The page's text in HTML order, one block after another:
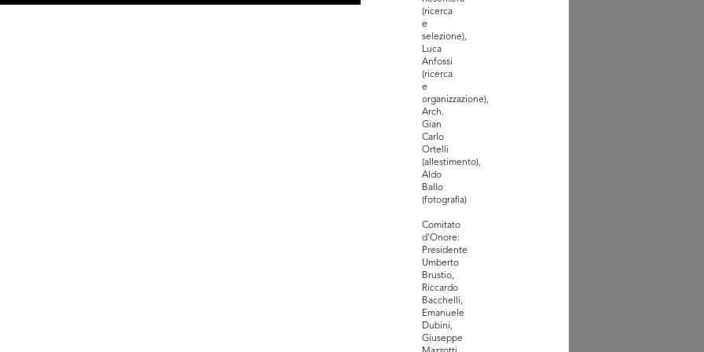
Marchi la Rinascente
Frammento di carta velina
(ricerca
e
selezione),
Luca
Anfossi
(ricerca
e
organizzazione),
Arch.
Gian
Carlo
Ortelli
(allestimento),
Aldo
Ballo
(fotografia)
Comitato
d'Onore:
Presidente
Umberto
Brustio,
Riccardo
Bacchelli,
Emanuele
Dubini,
Giuseppe